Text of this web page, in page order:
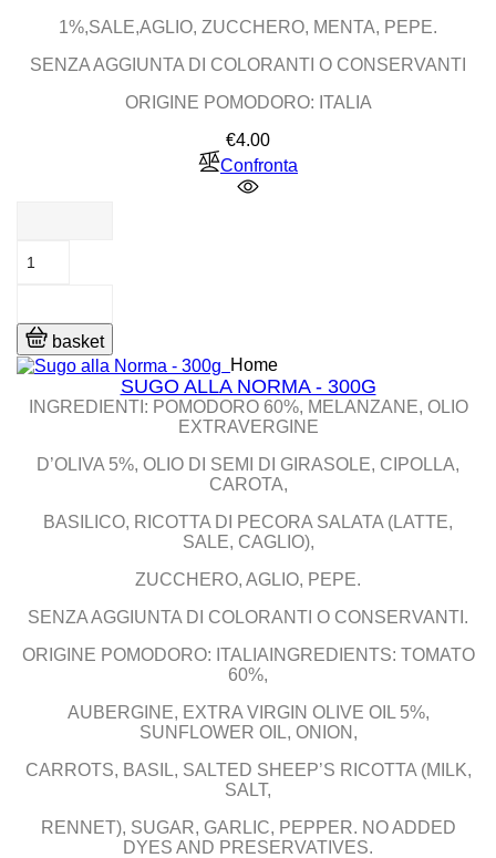
1%,SALE,AGLIO, ZUCCHERO, MENTA, PEPE.
SENZA AGGIUNTA DI COLORANTI O CONSERVANTI
ORIGINE POMODORO: ITALIA
€4.00Price
Confronta
basket
Home
SUGO ALLA NORMA - 300G
INGREDIENTI: POMODORO 60%, MELANZANE, OLIO
EXTRAVERGINE
D’OLIVA 5%, OLIO DI SEMI DI GIRASOLE, CIPOLLA,
CAROTA,
BASILICO, RICOTTA DI PECORA SALATA (LATTE,
SALE, CAGLIO),
ZUCCHERO, AGLIO, PEPE.
SENZA AGGIUNTA DI COLORANTI O CONSERVANTI.
ORIGINE POMODORO: ITALIAINGREDIENTS: TOMATO
60%,
AUBERGINE, EXTRA VIRGIN OLIVE OIL 5%,
SUNFLOWER OIL, ONION,
CARROTS, BASIL, SALTED SHEEP’S RICOTTA (MILK,
SALT,
RENNET), SUGAR, GARLIC, PEPPER. NO ADDED
DYES AND PRESERVATIVES.